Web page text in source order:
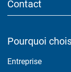
Pourquoi
Entreprise
Contact
Consent